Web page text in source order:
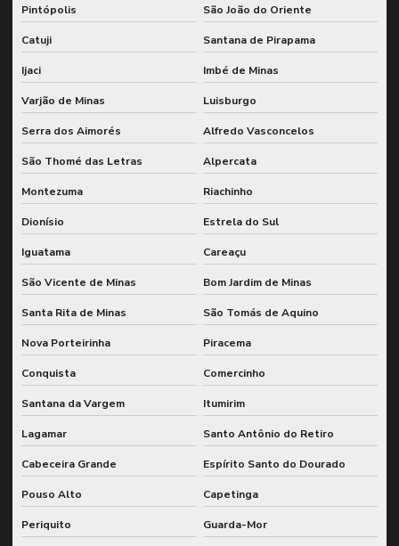
Pintópolis São João do Oriente
Catuji Santana de Pirapama
Ijaci Imbé de Minas
Varjão de Minas Luisburgo
Serra dos Aimorés Alfredo Vasconcelos
São Thomé das Letras Alpercata
Montezuma Riachinho
Dionísio Estrela do Sul
Iguatama Careaçu
São Vicente de Minas Bom Jardim de Minas
Santa Rita de Minas São Tomás de Aquino
Nova Porteirinha Piracema
Conquista Comercinho
Santana da Vargem Itumirim
Lagamar Santo Antônio do Retiro
Cabeceira Grande Espírito Santo do Dourado
Pouso Alto Capetinga
Periquito Guarda-Mor